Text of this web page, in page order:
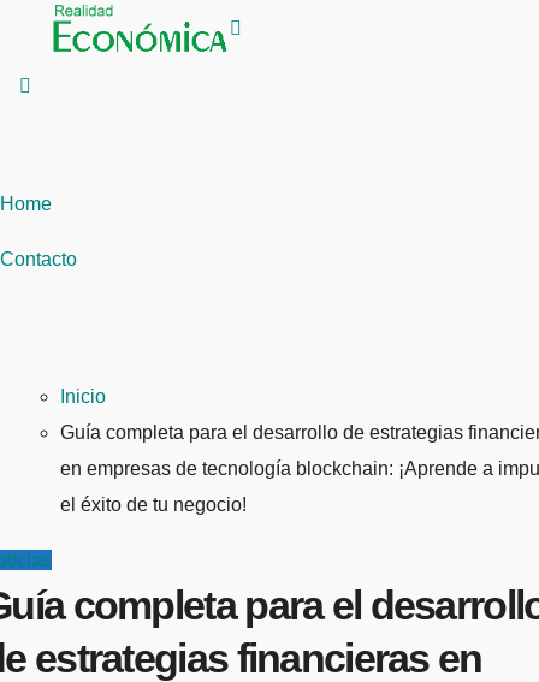
contenido
Home
Contacto
Inicio
Guía completa para el desarrollo de estrategias
en empresas de tecnología blockchain: ¡Aprende a
el éxito de tu negocio!
completa para el
estrategias financieras en